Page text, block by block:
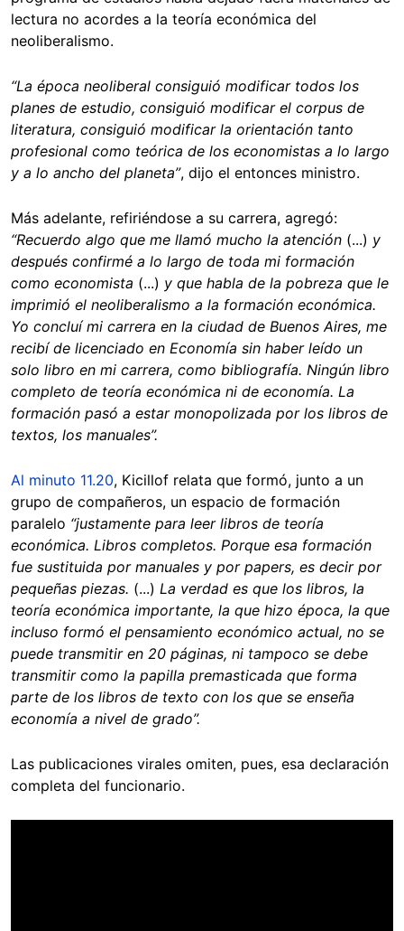
lectura no acordes a la teoría económica del
neoliberalismo.
“La época neoliberal consiguió modificar todos los
planes de estudio, consiguió modificar el corpus de
literatura, consiguió modificar la orientación tanto
profesional como teórica de los economistas a lo largo
y a lo ancho del planeta”, dijo el entonces ministro.
Más adelante, refiriéndose a su carrera, agregó:
“Recuerdo algo que me llamó mucho la atención (...) y
después confirmé a lo largo de toda mi formación
como economista (...) y que habla de la pobreza que le
imprimió el neoliberalismo a la formación económica.
Yo concluí mi carrera en la ciudad de Buenos Aires, me
recibí de licenciado en Economía sin haber leído un
solo libro en mi carrera, como bibliografía. Ningún libro
completo de teoría económica ni de economía. La
formación pasó a estar monopolizada por los libros de
textos, los manuales”.
Al minuto 11.20, Kicillof relata que formó, junto a un
grupo de compañeros, un espacio de formación
paralelo “justamente para leer libros de teoría
económica. Libros completos. Porque esa formación
fue sustituida por manuales y por papers, es decir por
pequeñas piezas. (...) La verdad es que los libros, la
teoría económica importante, la que hizo época, la que
incluso formó el pensamiento económico actual, no se
puede transmitir en 20 páginas, ni tampoco se debe
transmitir como la papilla premasticada que forma
parte de los libros de texto con los que se enseña
economía a nivel de grado”.
Las publicaciones virales omiten, pues, esa declaración
completa del funcionario.